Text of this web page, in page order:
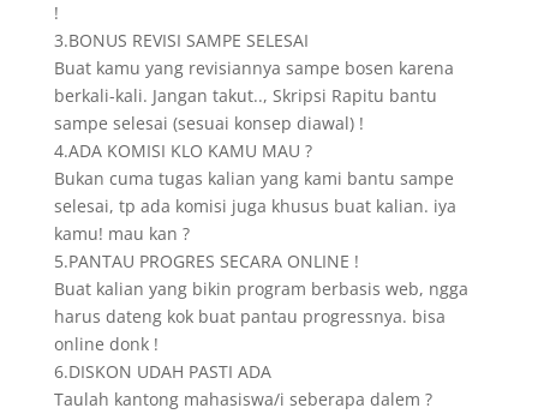
!
3.BONUS REVISI SAMPE SELESAI
Buat kamu yang revisiannya sampe bosen karena
berkali-kali. Jangan takut.., Skripsi Rapitu bantu
sampe selesai (sesuai konsep diawal) !
4.ADA KOMISI KLO KAMU MAU ?
Bukan cuma tugas kalian yang kami bantu sampe
selesai, tp ada komisi juga khusus buat kalian. iya
kamu! mau kan ?
5.PANTAU PROGRES SECARA ONLINE !
Buat kalian yang bikin program berbasis web, ngga
harus dateng kok buat pantau progressnya. bisa
online donk !
6.DISKON UDAH PASTI ADA
Taulah kantong mahasiswa/i seberapa dalem ?